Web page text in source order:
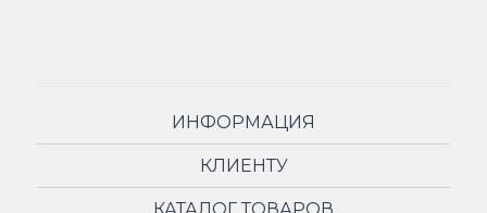
ИНФОРМАЦИЯ
КЛИЕНТУ